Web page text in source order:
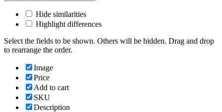
Hide similarities
Highlight differences
Select the fields to be shown. Others will be hidden. Drag and drop
to rearrange the order.
Image
Price
Add to cart
SKU
Description